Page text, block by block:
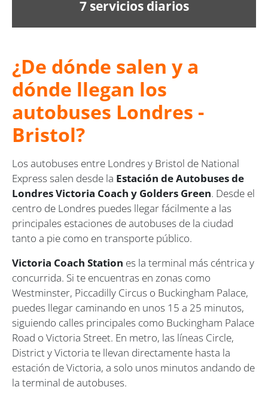
7 servicios diarios
¿De dónde salen y a
dónde llegan los
autobuses Londres -
Bristol?
Los autobuses entre Londres y Bristol de National
Express salen desde la Estación de Autobuses de
Londres Victoria Coach y Golders Green. Desde el
centro de Londres puedes llegar fácilmente a las
principales estaciones de autobuses de la ciudad
tanto a pie como en transporte público.
Victoria Coach Station es la terminal más céntrica y
concurrida. Si te encuentras en zonas como
Westminster, Piccadilly Circus o Buckingham Palace,
puedes llegar caminando en unos 15 a 25 minutos,
siguiendo calles principales como Buckingham Palace
Road o Victoria Street. En metro, las líneas Circle,
District y Victoria te llevan directamente hasta la
estación de Victoria, a solo unos minutos andando de
la terminal de autobuses.